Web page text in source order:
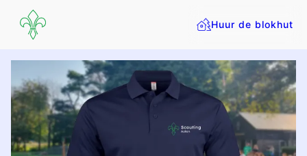
Huur de blokhut